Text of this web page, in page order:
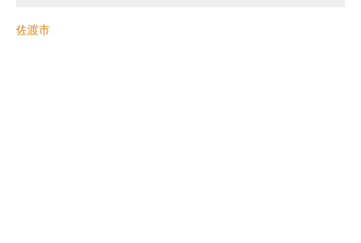
佐渡市